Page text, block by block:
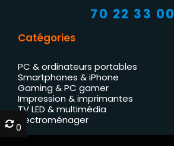
70 22 33 00
Catégories
PC & ordinateurs portables
Smartphones & iPhone
Gaming & PC gamer
Impression & imprimantes
TV LED & multimédia
Électroménager
0
0